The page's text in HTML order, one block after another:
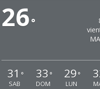
26°
31 °
SAB
33 °
DOM
29 °
LUN